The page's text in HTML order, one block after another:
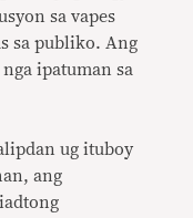
sa vapes
sa publiko. Ang
ipatuman sa
ug ituboy
ang